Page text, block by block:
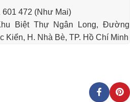
472 (Như Mai)
Biệt Thự Ngân Long, Đường
Kiển, H. Nhà Bè, TP. Hồ Chí Minh